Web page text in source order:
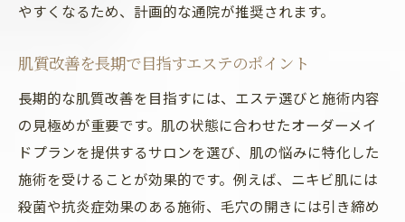
やすくなるため、計画的な通院が推奨されます。
肌質改善を長期で目指すエステのポイント
長期的な肌質改善を目指すには、エステ選びと施術内容
の見極めが重要です。肌の状態に合わせたオーダーメイ
ドプランを提供するサロンを選び、肌の悩みに特化した
施術を受けることが効果的です。例えば、ニキビ肌には
殺菌や抗炎症効果のある施術、毛穴の開きには引き締め